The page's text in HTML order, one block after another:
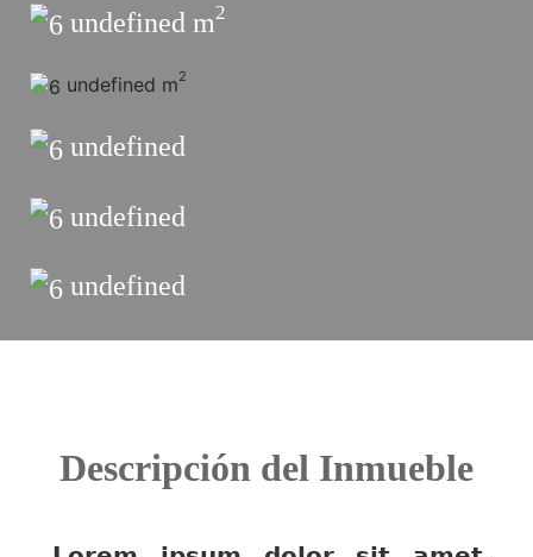
undefined m2
undefined m2
undefined
undefined
undefined
Descripción del Inmueble